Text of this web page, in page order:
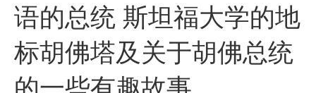
语的总统 斯坦福大学的地
标胡佛塔及关于胡佛总统